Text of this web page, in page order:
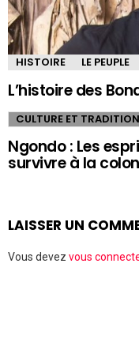
HISTOIRE LE PEUPLE
L’histoire des
CULTURE ET
Ngondo : Les
survivre à la
LAISSER UN
Vous devez vous